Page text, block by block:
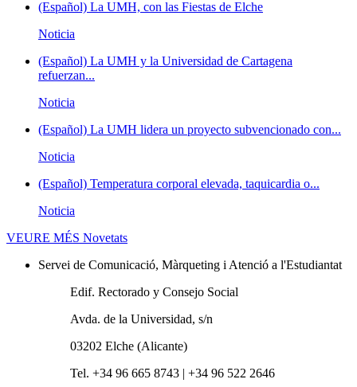
(Español) La UMH, con las Fiestas de Elche
Noticia
(Español) La UMH y la Universidad de Cartagena
refuerzan...
Noticia
(Español) La UMH lidera un proyecto subvencionado con...
Noticia
(Español) Temperatura corporal elevada, taquicardia o...
Noticia
VEURE MÉS Novetats
Servei de Comunicació, Màrqueting i Atenció a l'Estudiantat
Edif. Rectorado y Consejo Social
Avda. de la Universidad, s/n
03202 Elche (Alicante)
Tel. +34 96 665 8743 | +34 96 522 2646